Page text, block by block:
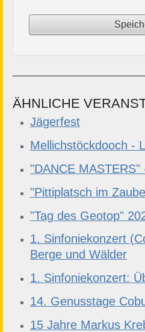
ÄHNLICHE
Jägerfest
Mellichstöckdooch -
"DANCE
"Pittiplatsch im
"Tag des Geotop"
1. Sinfoniekonzert
Berge und Wälder
1. Sinfoniekonzert:
14. Genusstage
15 Jahre Markus